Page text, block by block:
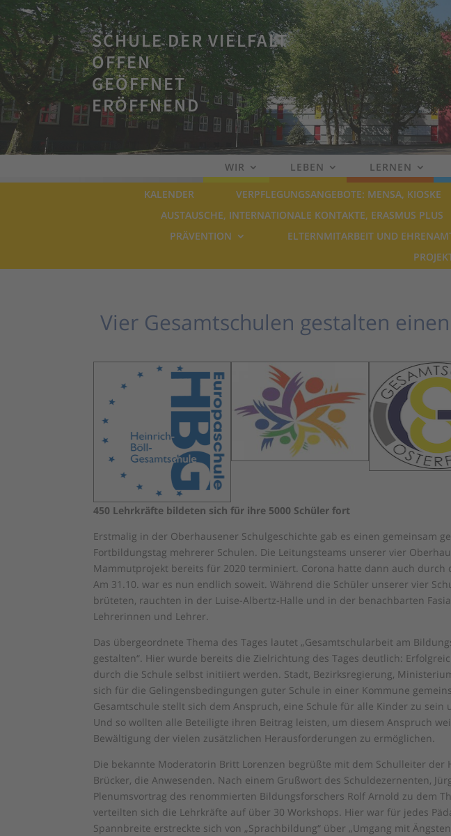
SCHULE DER VIELFALT
OFFEN
GEÖFFNET
ERÖFFNEND
WIR LEBEN LERNEN
KALENDER VERPFLEGUNGSANGEBOTE: MENSA, KIOSKE
AUSTAUSCHE, INTERNATIONALE KONTAKTE, ERASMUS PLUS
PRÄVENTION
ELTERNMITARBEIT UND
Vier Gesamtschulen gestalten
450 Lehrkräfte bildeten sich für ihre 5000 Schüler fort
Erstmalig in der Oberhausener Schulgeschichte gab es einen gemeinsam
Fortbildungstag mehrerer Schulen. Die Leitungsteams unserer vier
Mammutprojekt bereits für 2020 terminiert. Corona hatte dann auch durch
Am 31.10. war es nun endlich soweit. Während die Schüler unserer vier
brüteten, rauchten in der Luise-Albertz-Halle und in der benachbarten
Lehrerinnen und Lehrer.
Das übergeordnete Thema des Tages lautet „Gesamtschularbeit am
gestalten“. Hier wurde bereits die Zielrichtung des Tages deutlich:
durch die Schule selbst initiiert werden. Stadt, Bezirksregierung,
sich für die Gelingensbedingungen guter Schule in einer Kommune
Gesamtschule stellt sich dem Anspruch, eine Schule für alle Kinder zu sein
Und so wollten alle Beteiligte ihren Beitrag leisten, um diesem Anspruch
Bewältigung der vielen zusätzlichen Herausforderungen zu ermöglichen.
Die bekannte Moderatorin Britt Lorenzen begrüßte mit dem Schulleiter der
Brücker, die Anwesenden. Nach einem Grußwort des Schuldezernenten,
Plenumsvortrag des renommierten Bildungsforschers Rolf Arnold zu dem
verteilten sich die Lehrkräfte auf über 30 Workshops. Hier war für jedes
Spannbreite erstreckte sich von „Sprachbildung“ über „Umgang mit